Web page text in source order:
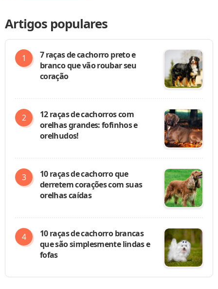
Artigos populares
7 raças de cachorro preto e
branco que vão roubar seu
coração
12 raças de cachorros com
orelhas grandes: fofinhos e
orelhudos!
10 raças de cachorro que
derretem corações com suas
orelhas caídas
10 raças de cachorro brancas
que são simplesmente lindas e
fofas